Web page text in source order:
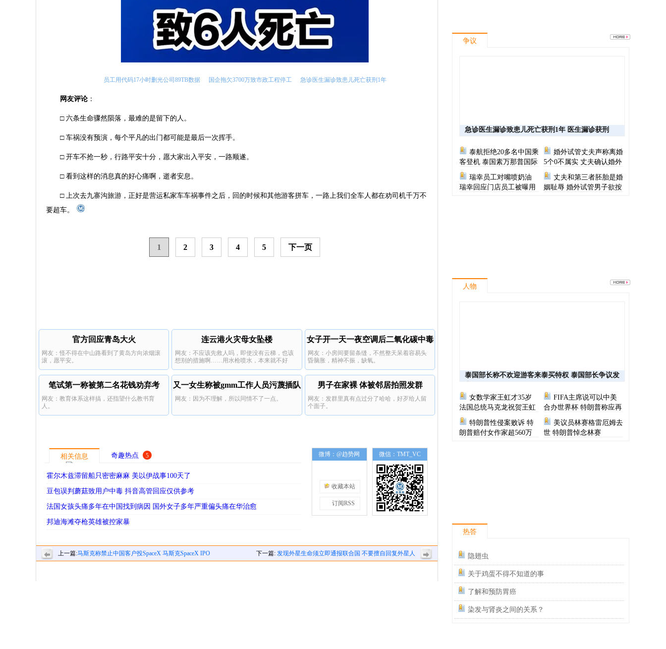
员工用代码17小时删光公司89TB数据 国企拖欠3700万致市政工程停工 急诊医生漏诊致患儿死亡获刑1年
网友评论 ：
□ 六条生命骤然陨落，最难的是留下的人。
□ 车祸没有预演，每个平凡的出门都可能是最后一次挥手。
□ 开车不抢一秒，行路平安十分，愿大家出入平安，一路顺遂。
□ 看到这样的消息真的好心痛啊，逝者安息。
□ 上次去九寨沟旅游，正好是营运私家车车祸事件之后，回的时候和其他游客拼车，一路上我们全车人都在劝司机千万不
要超车。
1 2 3 4 5 下一页
官方回应青岛大火
网友：怪不得在中山路看到了黄岛方向浓烟滚
滚，愿平安。
连云港火灾母女坠楼
网友：不应该先救人吗，即使没有云梯，也该
想别的措施啊……用水枪喷水，本来就不好
站，更滑了，母女坚持着等待救援，可等来了
这样的结果，真的太惨了。
女子开一天一夜空调后二氧化碳中毒
网友：小房间要留条缝，不然整天呆着容易头
昏脑胀，精神不振，缺氧。
笔试第一称被第二名花钱劝弃考
网友：教育体系这样搞，还指望什么教书育
人。
又一女生称被gmm工作人员污蔑插队
网友：因为不理解，所以同情不了一点。
男子在家裸 体被邻居拍照发群
网友：发群里真有点过分了哈哈，好歹给人留
个面子。
相关信息 奇趣热点 5
霍尔木兹滞留船只密密麻麻 美以伊战事100天了
豆包误判蘑菇致用户中毒 抖音高管回应仅供参考
法国女孩头痛多年在中国找到病因 国外女子多年严重偏头痛在华治愈
邦迪海滩夺枪英雄被控家暴
微博：@趋势网
收藏本站
订阅RSS
微信：TMT_VC
上一篇:马斯克称禁止中国客户投SpaceX 马斯克SpaceX IPO 下一篇: 发现外星生命须立即通报联合国 不要擅自回复外星人
争议
急诊医生漏诊致患儿死亡获刑1年 医生漏诊获刑
泰航拒绝20多名中国乘
客登机 泰国素万那普国际
机场致歉
婚外试管丈夫声称离婚
5个0不属实 丈夫确认婚外
胚胎称早已叫停医院
瑞幸员工对嘴喷奶油
瑞幸回应门店员工被曝用
丈夫和第三者胚胎是婚
姻耻辱 婚外试管男子欲按
人物
泰国部长称不欢迎游客来泰买特权 泰国部长争议发
女数学家王虹才35岁
法国总统马克龙祝贺王虹
FIFA主席说可以中美
合办世界杯 特朗普称应再
次选择美国办世界杯
特朗普性侵案败诉 特
朗普赔付女作家超560万
美议员林赛格雷厄姆去
世 特朗普悼念林赛
热答
隐翅虫
关于鸡蛋不得不知道的事
了解和预防胃癌
染发与肾炎之间的关系？